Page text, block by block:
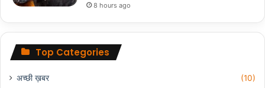
8 hours ago
Top Categories
अच्छी ख़बर
(10)